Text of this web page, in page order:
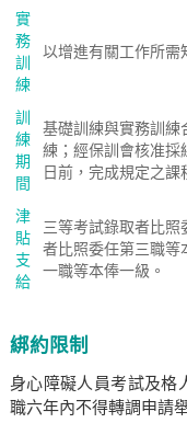
實
務
訓
練
以增進有關工作所需
訓
練
期
間
基礎訓練與實務訓練
練；經保訓會核准採
日前，完成規定之課
津
貼
支
給
三等考試錄取者比照
者比照委任第三職等
一職等本俸一級。
綁約限制
身心障礙人員考試及格
職六年內不得轉調申請